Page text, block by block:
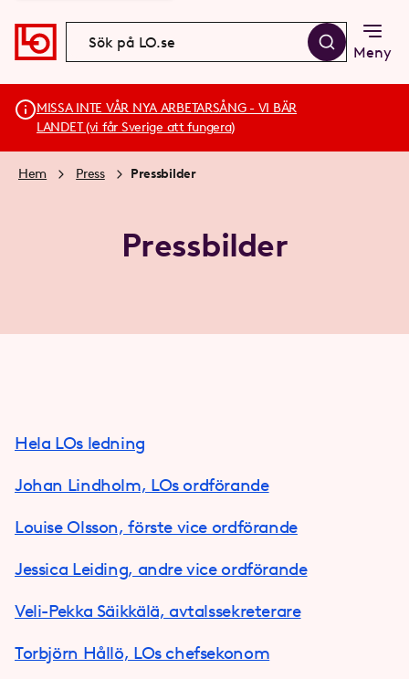
Meny
MISSA INTE VÅR NYA ARBETARSÅNG - VI BÄR
LANDET (vi får Sverige att fungera)
Hem Press Pressbilder
Pressbilder
Hela LOs ledning
Johan Lindholm, LOs ordförande
Louise Olsson, förste vice ordförande
Jessica Leiding, andre vice ordförande
Veli-Pekka Säikkälä, avtalssekreterare
Torbjörn Hållö, LOs chefsekonom